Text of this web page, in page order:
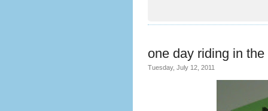
one day riding in the
Tuesday, July 12, 2011